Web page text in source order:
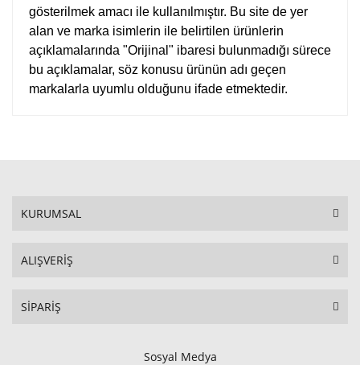
gösterilmek amacı ile kullanılmıştır. Bu site de yer
alan ve marka isimlerin ile belirtilen ürünlerin
açıklamalarında "Orijinal" ibaresi bulunmadığı sürece
bu açıklamalar, söz konusu ürünün adı geçen
markalarla uyumlu olduğunu ifade etmektedir.
KURUMSAL
ALIŞVERİŞ
SİPARİŞ
Sosyal Medya